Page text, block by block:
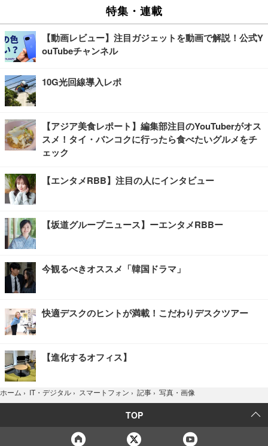
特集・連載
【動画レビュー】注目ガジェットを動画で解説！公式Y
ouTubeチャンネル
10G光回線導入レポ
【アジア美食レポート】編集部注目のYouTuberがオス
スメ！タイ・バンコクに行ったら食べたいグルメをチ
ェック
【エンタメRBB】注目の人にインタビュー
【坂道グループニュース】ーエンタメRBBー
今観るべきオススメ「韓国ドラマ」
快適デスクのヒントが満載！こだわりデスクツアー
【進化するオフィス】
ホーム › IT・デジタル › スマートフォン › 記事 › 写真・画像
TOP